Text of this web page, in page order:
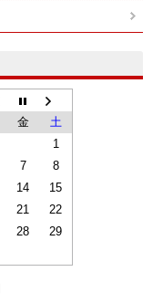
金
土
1
7
8
14
15
21
22
28
29